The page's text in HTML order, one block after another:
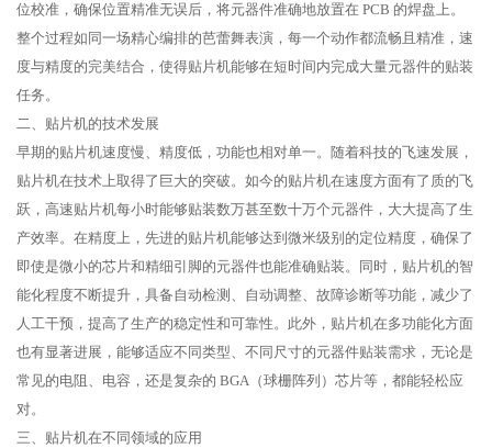
位校准，确保位置精准无误后，将元器件准确地放置在 PCB 的焊盘上。
整个过程如同一场精心编排的芭蕾舞表演，每一个动作都流畅且精准，速
度与精度的完美结合，使得贴片机能够在短时间内完成大量元器件的贴装
任务。
二、贴片机的技术发展
早期的贴片机速度慢、精度低，功能也相对单一。随着科技的飞速发展，
贴片机在技术上取得了巨大的突破。如今的贴片机在速度方面有了质的飞
跃，高速贴片机每小时能够贴装数万甚至数十万个元器件，大大提高了生
产效率。在精度上，先进的贴片机能够达到微米级别的定位精度，确保了
即使是微小的芯片和精细引脚的元器件也能准确贴装。同时，贴片机的智
能化程度不断提升，具备自动检测、自动调整、故障诊断等功能，减少了
人工干预，提高了生产的稳定性和可靠性。此外，贴片机在多功能化方面
也有显著进展，能够适应不同类型、不同尺寸的元器件贴装需求，无论是
常见的电阻、电容，还是复杂的 BGA（球栅阵列）芯片等，都能轻松应
对。
三、贴片机在不同领域的应用